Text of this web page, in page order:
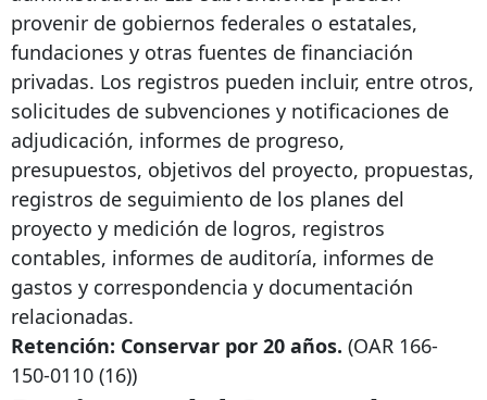
provenir de gobiernos federales o estatales,
fundaciones y otras fuentes de financiación
privadas. Los registros pueden incluir, entre otros,
solicitudes de subvenciones y notificaciones de
adjudicación, informes de progreso,
presupuestos, objetivos del proyecto, propuestas,
registros de seguimiento de los planes del
proyecto y medición de logros, registros
contables, informes de auditoría, informes de
gastos y correspondencia y documentación
relacionadas.
Retención: Conservar por 20 años. (OAR 166-
150-0110 (16))